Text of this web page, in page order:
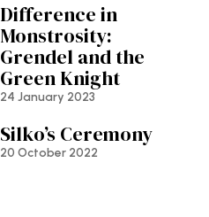
Difference in
Monstrosity:
Grendel and the
Green Knight
24 January 2023
Silko’s Ceremony
20 October 2022